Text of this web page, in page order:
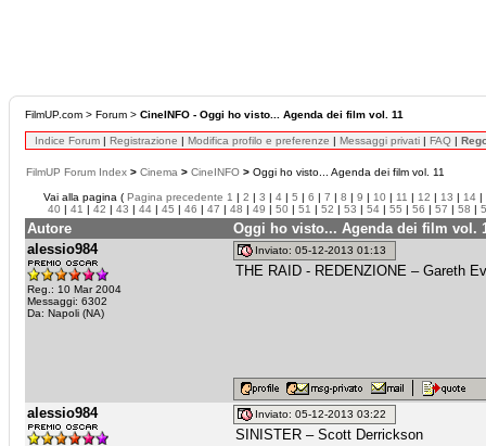
FilmUP.com > Forum > CineINFO - Oggi ho visto... Agenda dei film vol. 11
Indice Forum | Registrazione | Modifica profilo e preferenze | Messaggi privati | FAQ |
FilmUP Forum Index > Cinema > CineINFO > Oggi ho visto... Agenda dei film vol. 11
Vai alla pagina ( Pagina precedente 1 | 2 | 3 | 4 | 5 | 6 | 7 | 8 | 9 | 10 | 11 | 12 | 13 | 14 |
40 | 41 | 42 | 43 | 44 | 45 | 46 | 47 | 48 | 49 | 50 | 51 | 52 | 53 | 54 | 55 | 56 | 57 | 58 |
Autore
Oggi ho visto... Agenda dei film vol.
alessio984
Reg.: 10 Mar 2004
Messaggi: 6302
Da: Napoli (NA)
Inviato: 05-12-2013 01:13
THE RAID - REDENZIONE – Gareth
alessio984 Inviato: 05-12-2013 03:22
SINISTER – Scott Derrickson